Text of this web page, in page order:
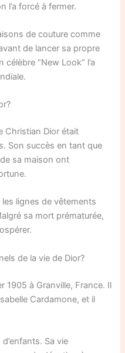
l’a forcé à fermer.
de couture comme
de lancer sa propre
“New Look” l’a
Christian Dior était
Son succès en tant que
sa maison ont
lignes de vêtements
sa mort prématurée,
de la vie de Dior?
1905 à Granville, France. Il
Cardamone, et il
d’enfants. Sa vie